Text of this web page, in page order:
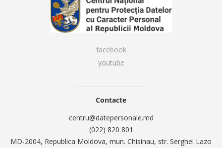
facebook
youtube
Contacte
centru@datepersonale.md
(022) 820 801
MD-2004, Republica Moldova, mun. Chisinau, str. Serghei Lazo